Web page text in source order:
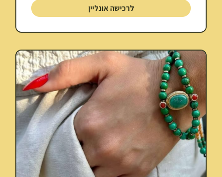
לרכישה אונליין